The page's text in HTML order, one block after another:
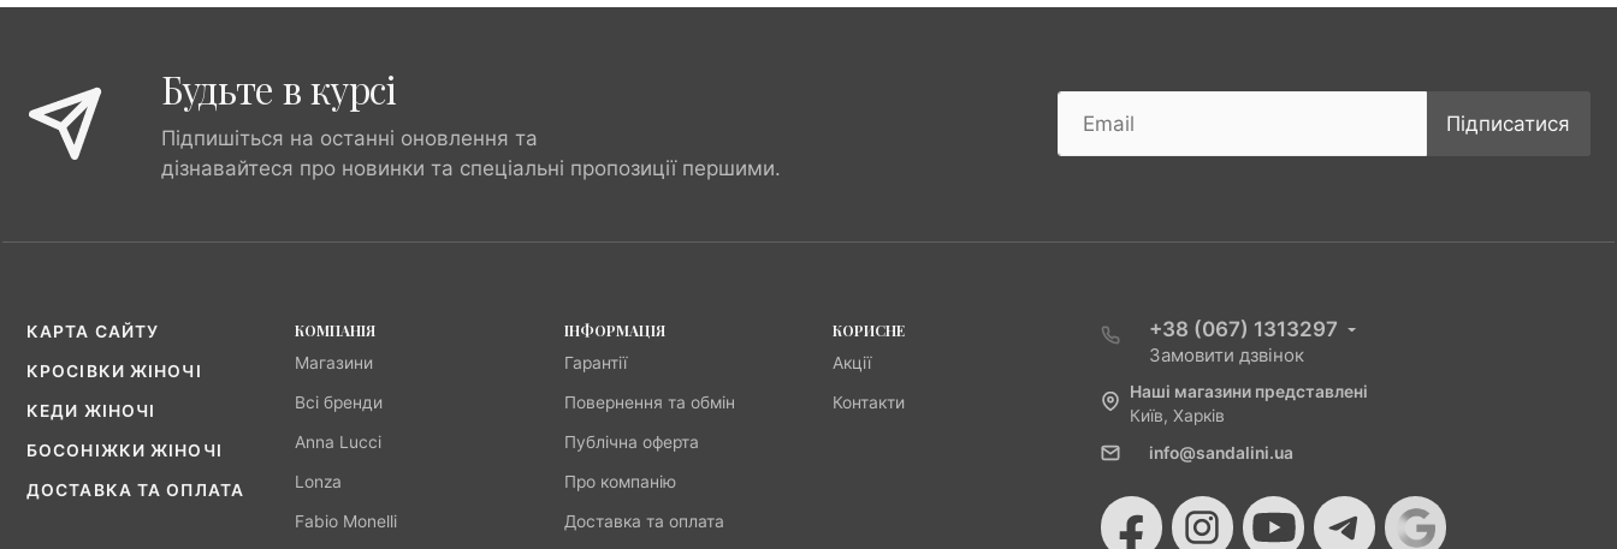
Будьте в курсі
Підпишіться на останні оновлення та
дізнавайтеся про новинки та спеціальні пропозиції першими.
Підписатися
КАРТА САЙТУ
КРОСІВКИ ЖІНОЧІ
КЕДИ ЖІНОЧІ
БОСОНІЖКИ ЖІНОЧІ
ДОСТАВКА ТА ОПЛАТА
КОМПАНІЯ
Магазини
Всі бренди
Anna Lucci
Lonza
Fabio Monelli
ІНФОРМАЦІЯ
Гарантії
Повернення та обмін
Публічна оферта
Про компанію
Доставка та оплата
КОРИСНЕ
Акції
Контакти
+38 (067) 1313297
Замовити дзвінок
Наші магазини представлені
Київ, Харків
info@sandalini.ua